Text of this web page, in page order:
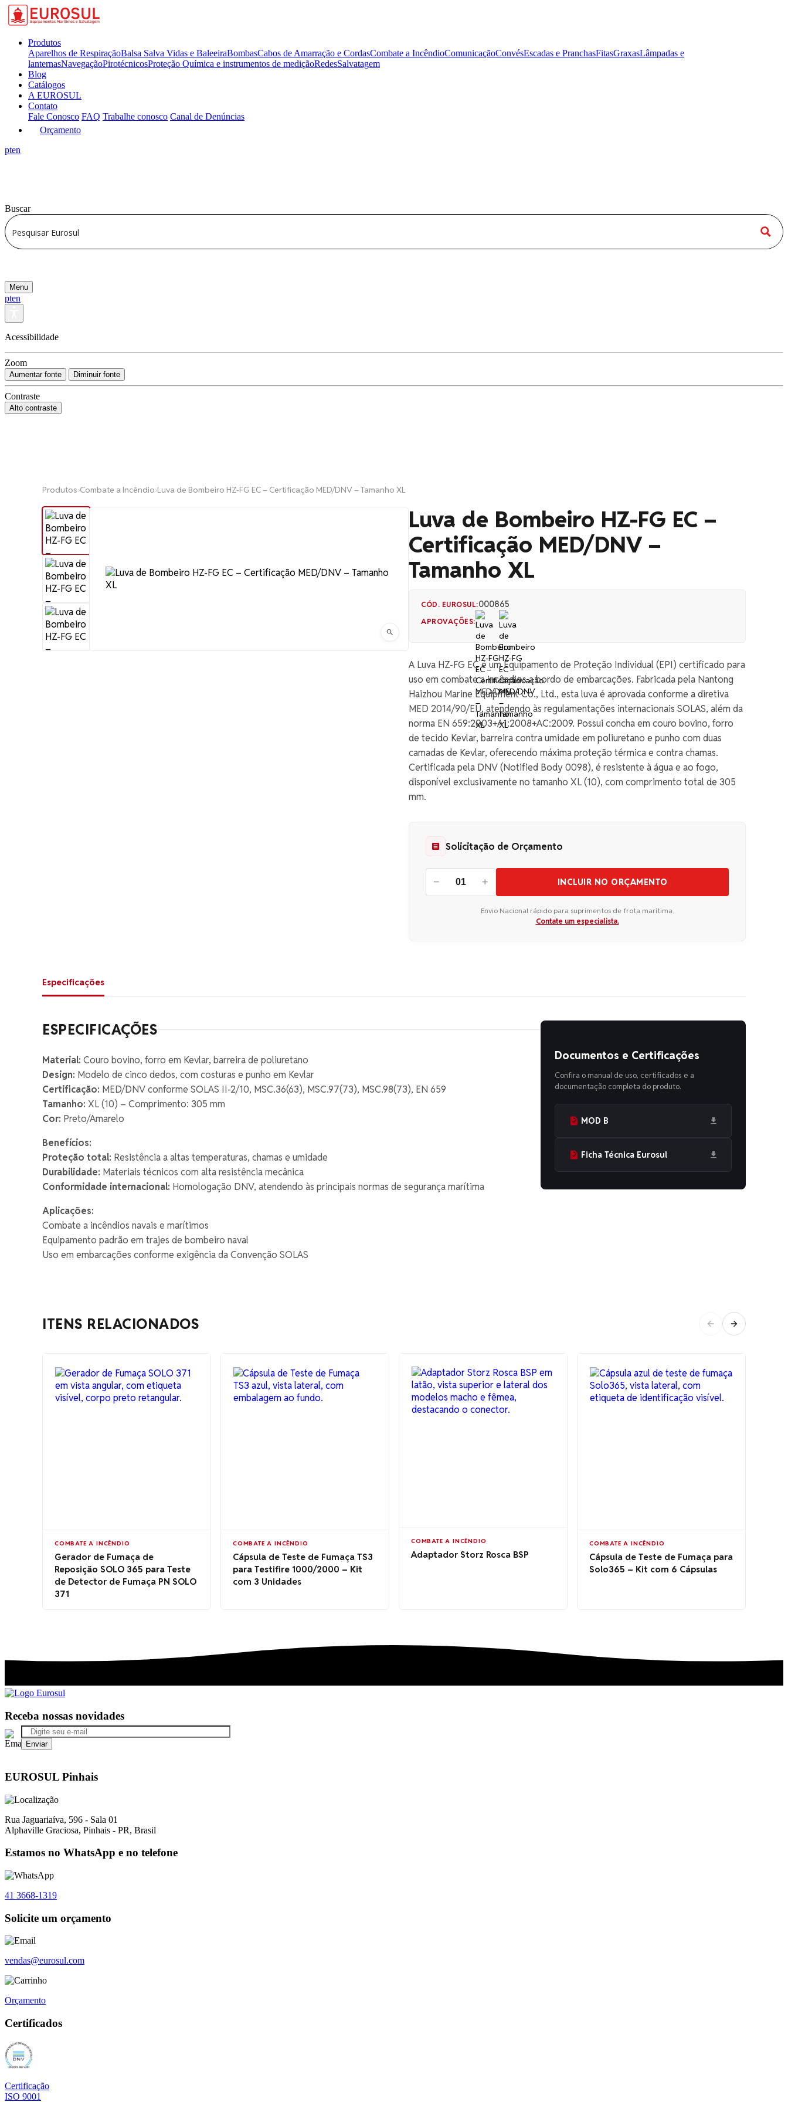
Produtos
Aparelhos de RespiraçãoBalsa Salva Vidas e BaleeiraBombasCabos de Amarração e CordasCombate a IncêndioComunicaçãoConvésEscadas e PranchasFitasGraxasLâmpadas e
lanternasNavegaçãoPirotécnicosProteção Química e instrumentos de mediçãoRedesSalvatagem
Blog
Catálogos
A EUROSUL
Contato
Fale Conosco FAQ Trabalhe conosco Canal de Denúncias
Orçamento
pten
Buscar
Menu
pten
Acessibilidade
Zoom
Aumentar fonte Diminuir fonte
Contraste
Alto contraste
Produtos›Combate a Incêndio›Luva de Bombeiro HZ-FG EC – Certificação MED/DNV – Tamanho XL
Luva de Bombeiro HZ-FG EC –
Certificação MED/DNV –
Tamanho XL
CÓD. EUROSUL:000865
APROVAÇÕES:
A Luva HZ-FG EC é um Equipamento de Proteção Individual (EPI) certificado para
uso em combate a incêndios a bordo de embarcações. Fabricada pela Nantong
Haizhou Marine Equipment Co., Ltd., esta luva é aprovada conforme a diretiva
MED 2014/90/EU, atendendo às regulamentações internacionais SOLAS, além da
norma EN 659:2003+A1:2008+AC:2009. Possui concha em couro bovino, forro
de tecido Kevlar, barreira contra umidade em poliuretano e punho com duas
camadas de Kevlar, oferecendo máxima proteção térmica e contra chamas.
Certificada pela DNV (Notified Body 0098), é resistente à água e ao fogo,
disponível exclusivamente no tamanho XL (10), com comprimento total de 305
mm.
Solicitação de Orçamento
− + INCLUIR NO ORÇAMENTO
Envio Nacional rápido para suprimentos de frota marítima.
Contate um especialista.
Especificações
ESPECIFICAÇÕES
Material: Couro bovino, forro em Kevlar, barreira de poliuretano
Design: Modelo de cinco dedos, com costuras e punho em Kevlar
Certificação: MED/DNV conforme SOLAS II-2/10, MSC.36(63), MSC.97(73), MSC.98(73), EN 659
Tamanho: XL (10) – Comprimento: 305 mm
Cor: Preto/Amarelo
Benefícios:
Proteção total: Resistência a altas temperaturas, chamas e umidade
Durabilidade: Materiais técnicos com alta resistência mecânica
Conformidade internacional: Homologação DNV, atendendo às principais normas de segurança marítima
Aplicações:
Combate a incêndios navais e marítimos
Equipamento padrão em trajes de bombeiro naval
Uso em embarcações conforme exigência da Convenção SOLAS
Documentos e Certificações
Confira o manual de uso, certificados e a
documentação completa do produto.
MOD B
Ficha Técnica Eurosul
ITENS RELACIONADOS
COMBATE A INCÊNDIO
Gerador de Fumaça de
Reposição SOLO 365 para Teste
de Detector de Fumaça PN SOLO
371
COMBATE A INCÊNDIO
Cápsula de Teste de Fumaça TS3
para Testifire 1000/2000 – Kit
com 3 Unidades
COMBATE A INCÊNDIO
Adaptador Storz Rosca BSP
COMBATE A INCÊNDIO
Cápsula de Teste de Fumaça para
Solo365 – Kit com 6 Cápsulas
Receba nossas novidades
EUROSUL Pinhais
Rua Jaguariaíva, 596 - Sala 01
Alphaville Graciosa, Pinhais - PR, Brasil
Estamos no WhatsApp e no telefone
41 3668-1319
Solicite um orçamento
vendas@eurosul.com
Orçamento
Certificados
Certificação
ISO 9001